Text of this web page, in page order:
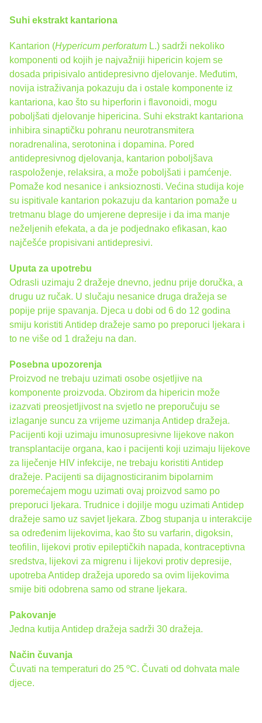
Suhi ekstrakt kantariona
Kantarion (Hypericum perforatum L.) sadrži nekoliko
komponenti od kojih je najvažniji hipericin kojem se
dosada pripisivalo antidepresivno djelovanje. Međutim,
novija istraživanja pokazuju da i ostale komponente iz
kantariona, kao što su hiperforin i flavonoidi, mogu
poboljšati djelovanje hipericina. Suhi ekstrakt kantariona
inhibira sinaptičku pohranu neurotransmitera
noradrenalina, serotonina i dopamina. Pored
antidepresivnog djelovanja, kantarion poboljšava
raspoloženje, relaksira, a može poboljšati i pamćenje.
Pomaže kod nesanice i anksioznosti. Većina studija koje
su ispitivale kantarion pokazuju da kantarion pomaže u
tretmanu blage do umjerene depresije i da ima manje
neželjenih efekata, a da je podjednako efikasan, kao
najčešće propisivani antidepresivi.
Uputa za upotrebu
Odrasli uzimaju 2 dražeje dnevno, jednu prije doručka, a
drugu uz ručak. U slučaju nesanice druga dražeja se
popije prije spavanja. Djeca u dobi od 6 do 12 godina
smiju koristiti Antidep dražeje samo po preporuci ljekara i
to ne više od 1 dražeju na dan.
Posebna upozorenja
Proizvod ne trebaju uzimati osobe osjetljive na
komponente proizvoda. Obzirom da hipericin može
izazvati preosjetljivost na svjetlo ne preporučuju se
izlaganje suncu za vrijeme uzimanja Antidep dražeja.
Pacijenti koji uzimaju imunosupresivne lijekove nakon
transplantacije organa, kao i pacijenti koji uzimaju lijekove
za liječenje HIV infekcije, ne trebaju koristiti Antidep
dražeje. Pacijenti sa dijagnosticiranim bipolarnim
poremećajem mogu uzimati ovaj proizvod samo po
preporuci ljekara. Trudnice i dojilje mogu uzimati Antidep
dražeje samo uz savjet ljekara. Zbog stupanja u interakcije
sa određenim lijekovima, kao što su varfarin, digoksin,
teofilin, lijekovi protiv epileptičkih napada, kontraceptivna
sredstva, lijekovi za migrenu i lijekovi protiv depresije,
upotreba Antidep dražeja uporedo sa ovim lijekovima
smije biti odobrena samo od strane ljekara.
Pakovanje
Jedna kutija Antidep dražeja sadrži 30 dražeja.
Način čuvanja
Čuvati na temperaturi do 25 ºC. Čuvati od dohvata male
djece.